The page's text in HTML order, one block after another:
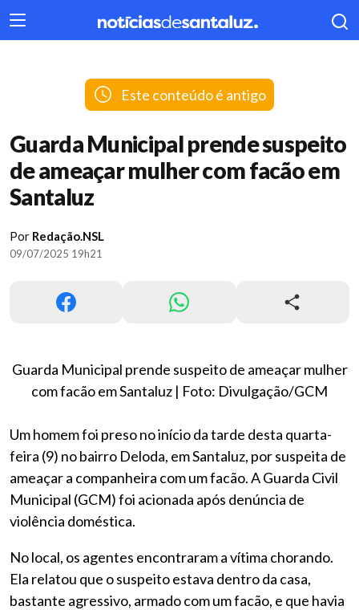
404
Este conteúdo é antigo
Guarda Municipal prende suspeito
de ameaçar mulher com facão em
Santaluz
Por Redação.NSL
09/07/2025 19h21
Guarda Municipal prende suspeito de ameaçar mulher
com facão em Santaluz | Foto: Divulgação/GCM
Um homem foi preso no início da tarde desta quarta-
feira (9) no bairro Deloda, em Santaluz, por suspeita de
ameaçar a companheira com um facão. A Guarda Civil
Municipal (GCM) foi acionada após denúncia de
violência doméstica.
No local, os agentes encontraram a vítima chorando.
Ela relatou que o suspeito estava dentro da casa,
bastante agressivo, armado com um facão, e que havia